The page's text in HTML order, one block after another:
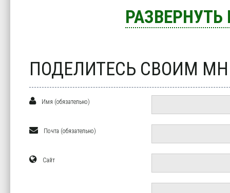
ПОДЕЛИТЕСЬ СВОИМ
Имя (обязательно)
Почта (обязательно)
Сайт